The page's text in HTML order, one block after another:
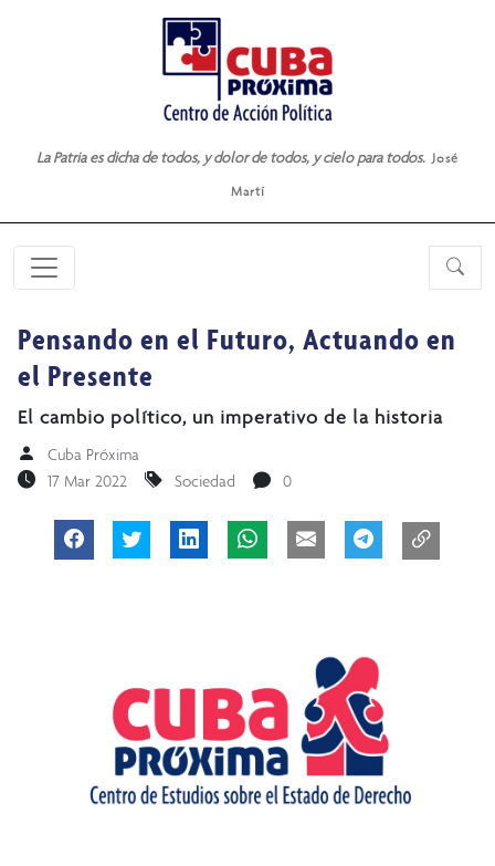
La Patria es dicha de todos, y dolor de todos, y cielo para todos. José
Martí
Pensando en el Futuro, Actuando en
el Presente
El cambio político, un imperativo de la historia
Cuba Próxima
17 Mar 2022
Sociedad 0